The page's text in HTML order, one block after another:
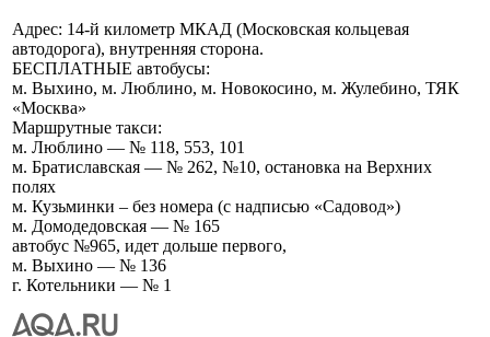
Адрес: 14-й километр МКАД (Московская кольцевая
автодорога), внутренняя сторона.
БЕСПЛАТНЫЕ автобусы:
м. Выхино, м. Люблино, м. Новокосино, м. Жулебино, ТЯК
«Москва»
Маршрутные такси:
м. Люблино — № 118, 553, 101
м. Братиславская — № 262, №10, остановка на Верхних
полях
м. Кузьминки – без номера (с надписью «Садовод»)
м. Домодедовская — № 165
автобус №965, идет дольше первого,
м. Выхино — № 136
г. Котельники — № 1